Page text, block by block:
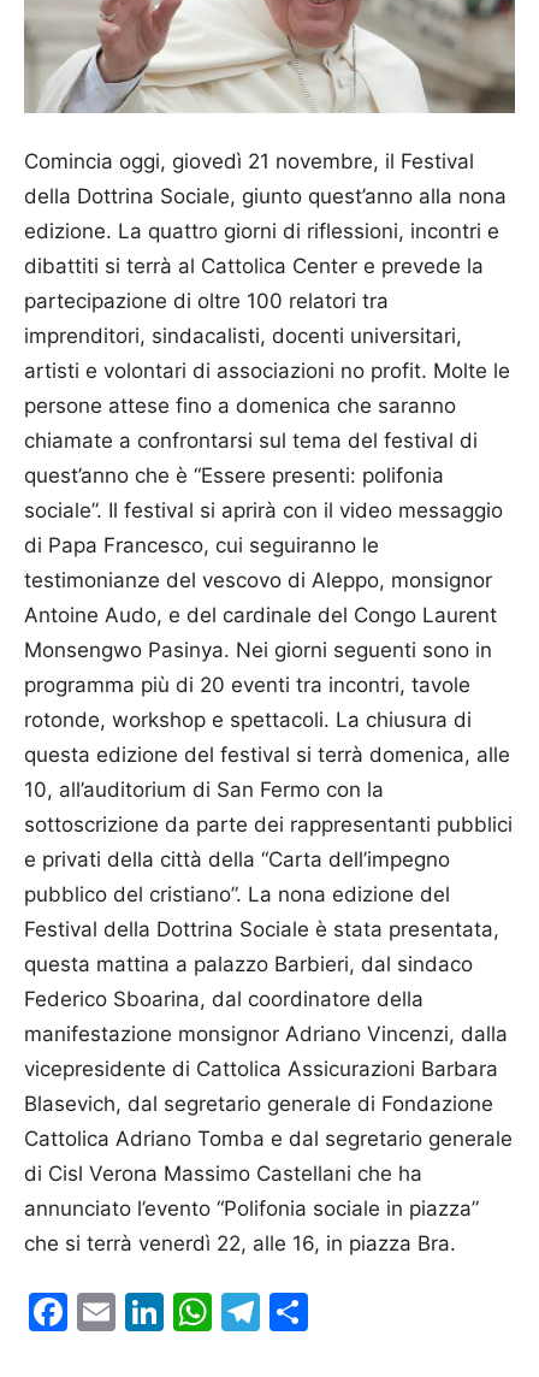
Comincia oggi, giovedì 21 novembre, il Festival
della Dottrina Sociale, giunto quest’anno alla nona
edizione. La quattro giorni di riflessioni, incontri e
dibattiti si terrà al Cattolica Center e prevede la
partecipazione di oltre 100 relatori tra
imprenditori, sindacalisti, docenti universitari,
artisti e volontari di associazioni no profit. Molte le
persone attese fino a domenica che saranno
chiamate a confrontarsi sul tema del festival di
quest’anno che è “Essere presenti: polifonia
sociale”. Il festival si aprirà con il video messaggio
di Papa Francesco, cui seguiranno le
testimonianze del vescovo di Aleppo, monsignor
Antoine Audo, e del cardinale del Congo Laurent
Monsengwo Pa­sinya. Nei giorni seguenti sono in
programma più di 20 eventi tra incontri, tavole
rotonde, workshop e spettacoli. La chiusura di
questa edizione del festival si terrà domenica, alle
10, all’auditorium di San Fermo con la
sottoscrizione da parte dei rappresentanti pubblici
e privati della città della “Carta dell’impegno
pubblico del cristiano”. La nona edizione del
Festival della Dottrina Sociale è stata presentata,
questa mattina a palazzo Barbieri, dal sindaco
Federico Sboarina, dal coordinatore della
manifestazione monsignor Adriano Vincenzi, dalla
vicepresidente di Cat­tolica Assicurazioni Barbara
Blasevich, dal segretario generale di Fondazione
Cattolica Adriano Tomba e dal segretario generale
di Cisl Verona Massimo Castellani che ha
annunciato l’evento “Polifonia sociale in piazza”
che si terrà venerdì 22, alle 16, in piazza Bra.
Facebook
EmailLinkedIn
WhatsApp
Telegram